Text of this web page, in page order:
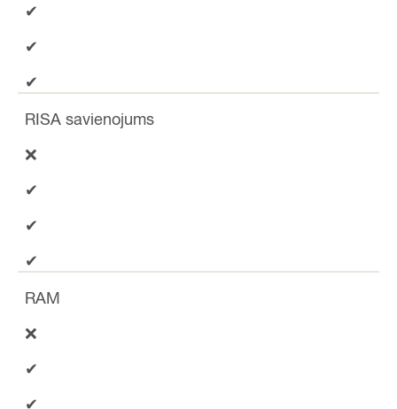
✔
✔
✔
RISA savienojums
❌
✔
✔
✔
RAM
❌
✔
✔